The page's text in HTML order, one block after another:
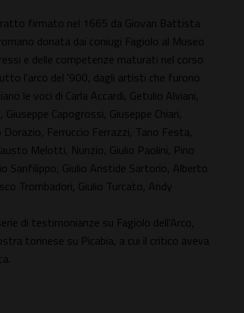
firmato nel 1665 da Giovan Battista
donata dai coniugi Fagiolo al Museo
e delle competenze maturati nel corso
l'arco del '900, dagli artisti che furono
le voci di Carla Accardi, Getulio Alviani,
Capogrossi, Giuseppe Chiari,
Dorazio, Ferruccio Ferrazzi, Tano Festa,
Melotti, Nunzio, Giulio Paolini, Pino
Sanfilippo, Giulio Aristide Sartorio, Alberto
Trombadori, Giulio Turcato, Andy
di testimonianze su Fagiolo dell'Arco,
torinese su Picabia, a cui il critico aveva